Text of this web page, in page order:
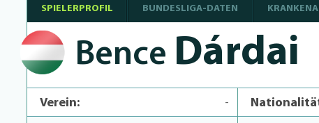
SPIELERPROFIL BUNDESLIGA-DATEN
Bence Dárdai
Verein: -